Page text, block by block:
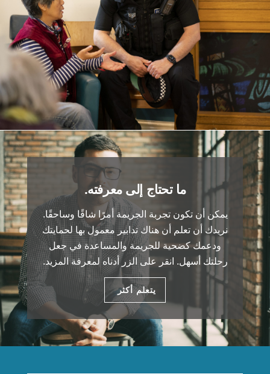
ما تحتاج إلى معرفته.
يمكن أن تكون تجربة الجريمة أمرًا شاقًا وساحقًا.
نريدك أن تعلم أن هناك تدابير معمول بها لحمايتك
ودعمك كضحية للجريمة والمساعدة في جعل
رحلتك أسهل. انقر على الزر أدناه لمعرفة المزيد.
يتعلم أكثر